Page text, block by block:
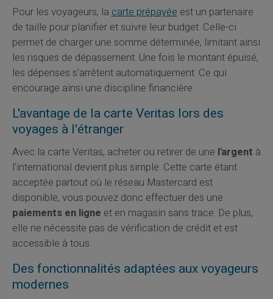
Pour les voyageurs, lacarte prépayéeest un partenaire
de taille pour planifier et suivre leur budget. Celle-ci
permet de charger une somme déterminée, limitant ainsi
les risques de dépassement. Une fois le montant épuisé,
les dépenses s'arrêtent automatiquement. Ce qui
encourage ainsi une discipline financière.
L'avantage de la carte Veritas lors des
voyages à l'étranger
Avec la carte Veritas, acheter ou retirer de une l'argent à
l'international devient plus simple. Cette carte étant
acceptée partout où le réseau Mastercard est
disponible, vous pouvez donc effectuer des une
paiements en ligne et en magasin sans trace. De plus,
elle ne nécessite pas de vérification de crédit et est
accessible à tous.
Des fonctionnalités adaptées aux voyageurs
modernes